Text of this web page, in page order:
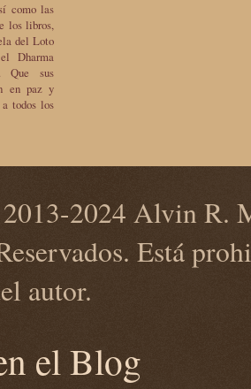
como las
los libros,
del Loto
Dharma
Que sus
en paz y
todos los
2024 Alvin R.
Está
autor.
el Blog